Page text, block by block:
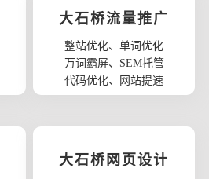
大石桥流量推广
整站优化、单词优化
万词霸屏、SEM托管
代码优化、网站提速
大石桥网页设计